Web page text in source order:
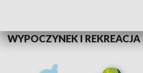
WYPOCZYNEK I REKREACJA